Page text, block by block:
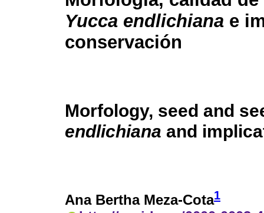
Yucca endlichiana e
conservación
Morfology, seed and
endlichiana and
Ana Bertha Meza-Cota1